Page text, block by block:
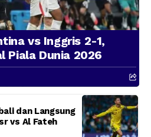
vs Inggris 2-1,
Piala Dunia 2026
dan Langsung
vs Al Fateh